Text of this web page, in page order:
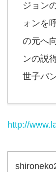
ジョン
ォンを
の元へ
ンの説
世子バ
http://